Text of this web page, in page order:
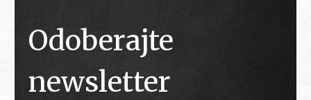
Odoberajte
newsletter